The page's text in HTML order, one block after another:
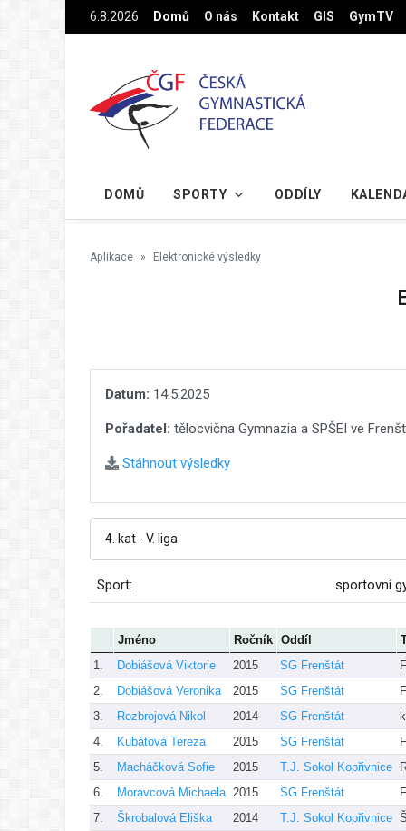
Na hlavní obsah6.8.2026 Domů O nás Kontakt GIS GymTV
DOMŮ SPORTY ODDÍLY
Aplikace Elektronické výsledky
Datum: 14.5.2025
Pořadatel: tělocvična Gymnazia a SPŠEI ve
Stáhnout výsledky
Sport: sportovní
Jméno Ročník Oddíl
1.
Dobiášová Viktorie 2015 SG Frenštát
2.
Dobiášová Veronika 2015 SG Frenštát
3.
Rozbrojová Nikol 2014 SG Frenštát
4.
Kubátová Tereza 2015 SG Frenštát
5.
Macháčková Sofie 2015 T.J. Sokol Kopřivnice
6.
Moravcová Michaela 2015 SG Frenštát
7.
Škrobalová Eliška 2014 T.J. Sokol Kopřivnice